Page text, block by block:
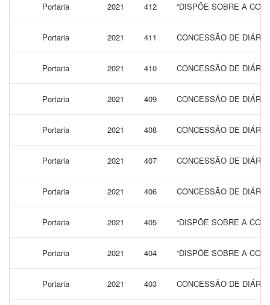
Portaria 2021 412 “DISPÕE SOBRE A
Portaria 2021 411 CONCESSÃO DE
Portaria 2021 410 CONCESSÃO DE
Portaria 2021 409 CONCESSÃO DE
Portaria 2021 408 CONCESSÃO DE
Portaria 2021 407 CONCESSÃO DE
Portaria 2021 406 CONCESSÃO DE
Portaria 2021 405 “DISPÕE SOBRE A
Portaria 2021 404 “DISPÕE SOBRE A
Portaria 2021 403 CONCESSÃO DE